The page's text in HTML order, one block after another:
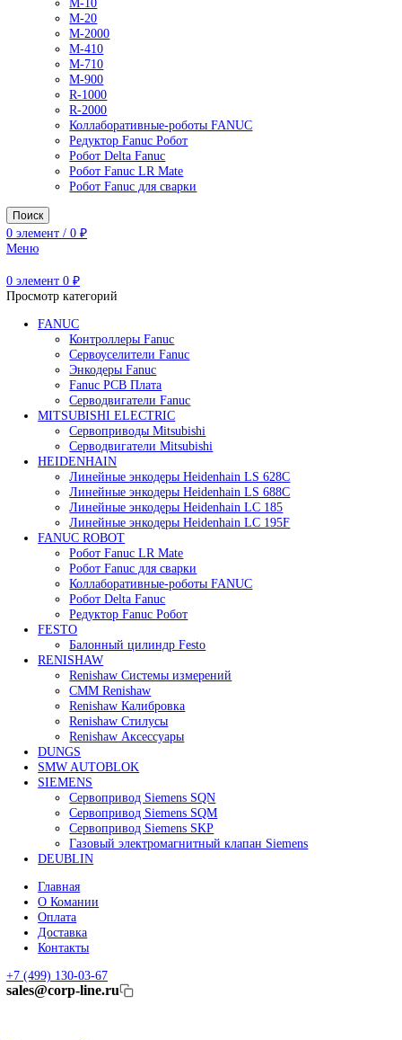
Роботы Epson
Роботы FANUC
M-10
M-20
M-2000
M-410
R-1000
Редуктор Fanuc Робот
Робот Delta Fanuc
Робот Fanuc LR Mate
Робот Fanuc для сварки
элемент / 0₽
Меню
элемент 0₽
Просмотр категорий
FANUC
Контроллеры Fanuc
Сервоуселители Fanuc
Энкодеры Fanuc
Fanuc PCB Плата
Серводвигатели Fanuc
MITSUBISHI ELECTRIC
Сервоприводы Mitsubishi
HEIDENHAIN
Линейные энкодеры Heidenhain LS 628C
Линейные энкодеры Heidenhain LS 688C
Линейные энкодеры Heidenhain LC 185
Линейные энкодеры Heidenhain LC 195F
FANUC ROBOT
Робот Fanuc LR Mate
Робот Fanuc для сварки
Коллаборативные-роботы FANUC
Робот Delta Fanuc
Редуктор Fanuc Робот
FESTO
Балонный цилиндр Festo
Renishaw Системы измерений
CMM Renishaw
Renishaw Калибровка
Renishaw Cтилусы
DUNGS
SMW AUTOBLOK